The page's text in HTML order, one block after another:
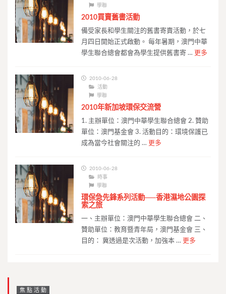
學聯
2010買賣舊書活動
備受家長和學生關注的舊書寄賣活動，於七
月四日開始正式啟動。 每年暑期，澳門中華
學生聯合總會都會為學生提供舊書寄 … 更多
2010-06-28
活動
學聯
2010年新加坡環保交流營
1. 主辦單位：澳門中華學生聯合總會 2. 贊助
單位：澳門基金會 3. 活動目的：環境保護已
成為當今社會關注的 … 更多
2010-06-28
時事
學聯
環保急先鋒系列活動──香港濕地公園探
索之旅
一、主辦單位：澳門中華學生聯合總會 二、
贊助單位：教育暨青年局，澳門基金會 三、
目的： 冀透過是次活動，加強本 … 更多
焦點活動